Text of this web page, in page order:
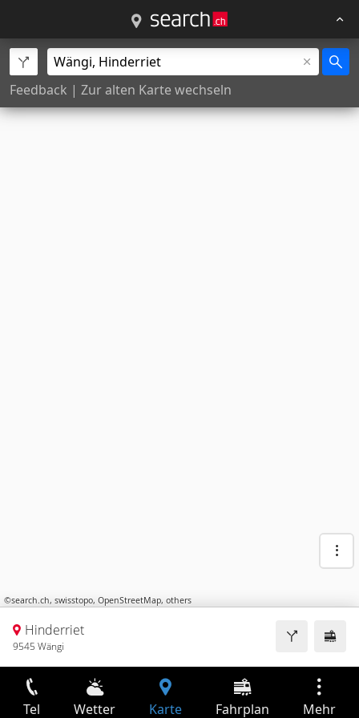
Feedback | Zur alten Karte wechseln
©search.ch, swisstopo, OpenStreetMap, others
Hinderriet
9545 Wängi
Tel Wetter Karte Fahrplan Mehr